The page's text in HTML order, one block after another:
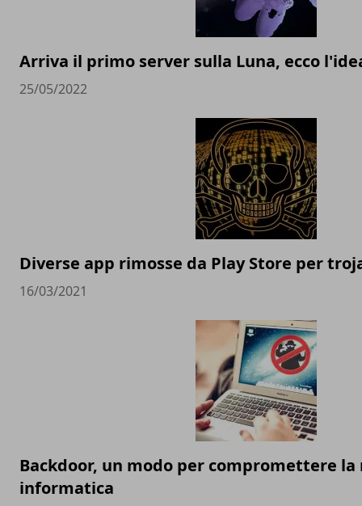
Arriva il primo server sulla Luna, ecco
25/05/2022
Diverse app rimosse da Play Store per
16/03/2021
Backdoor, un modo per compromettere la
informatica